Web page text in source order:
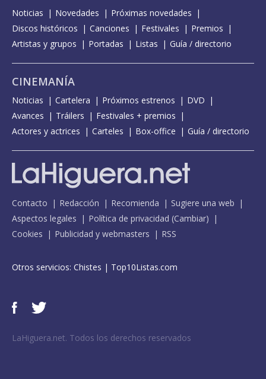
Noticias Novedades
Próximas novedades
Discos históricos
Canciones Festivales
Premios
Artistas y grupos
Portadas Listas Guía / directorio
CINEMANÍA
Noticias Cartelera Próximos estrenos
DVD
Avances
Tráilers
Festivales + premios
Actores y actrices
Carteles Box-office Guía / directorio
Contacto Redacción Recomienda
Sugiere una web
Aspectos legales
Política de privacidad (Cambiar)
Cookies
Publicidad y webmasters RSS
Otros servicios: Chistes | Top10Listas.com
LaHiguera.net. Todos los derechos reservados